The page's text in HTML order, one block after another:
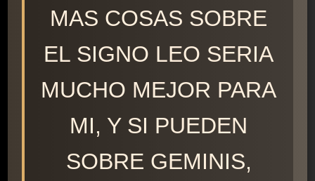
MAS COSAS SOBRE
EL SIGNO LEO SERIA
MUCHO MEJOR PARA
MI, Y SI PUEDEN
SOBRE GEMINIS,